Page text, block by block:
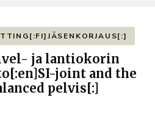
ja lantiokorin
joint and the
pelvis[:]